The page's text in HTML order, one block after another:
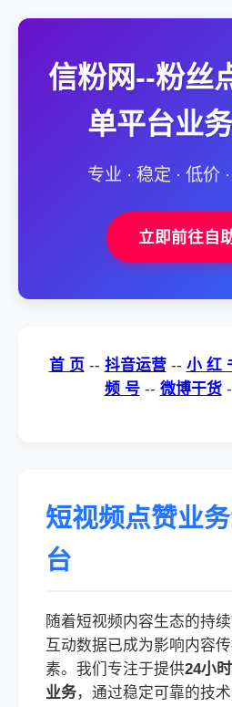
信粉网--粉丝
单平台业
专业 · 稳定 · 低价
立即前往自
首 页 -- 抖音运营 -- 小 红
频 号 -- 微博干货
短视频点赞业
台
随着短视频内容生态的持
互动数据已成为影响内容
素。我们专注于提供24小
业务，通过稳定可靠的技